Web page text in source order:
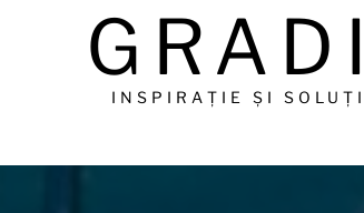
INSPIRAȚIE ȘI